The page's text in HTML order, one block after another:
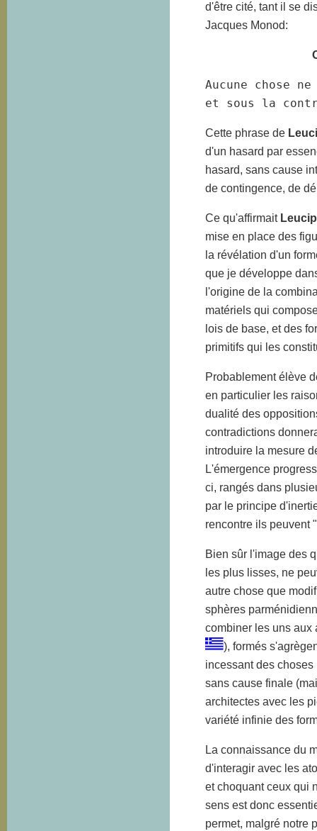
d'être cité, tant il se
Jacques Monod:
Aucune chose
et sous la
Cette phrase de
d'un hasard par
hasard, sans cause
de contingence, de
Ce qu'affirmait
mise en place des
la révélation d'un
que je développe
l'origine de la
matériels qui
lois de base, et des
primitifs qui les
Probablement élève
en particulier les
dualité des
contradictions
introduire la mesure
L'émergence
ci, rangés dans
par le principe
rencontre ils peuvent
Bien sûr l'image des
les plus lisses, ne
autre chose que
sphères
combiner les uns aux
), formés
incessant des
sans cause finale
architectes avec les
variété infinie des
La connaissance du
d'interagir avec les
et choquant ceux qui
sens est donc
permet, malgré notre